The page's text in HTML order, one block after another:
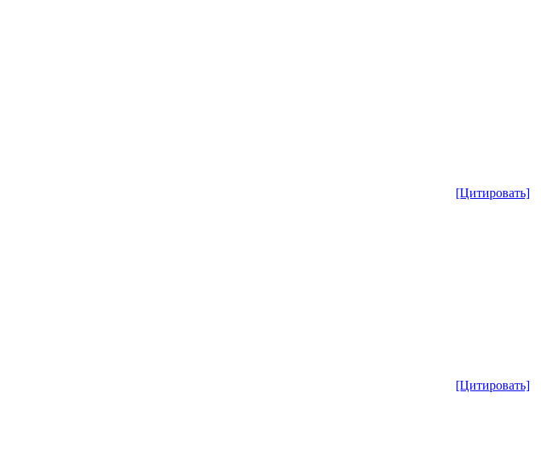
[Цитировать]
[Цитировать]